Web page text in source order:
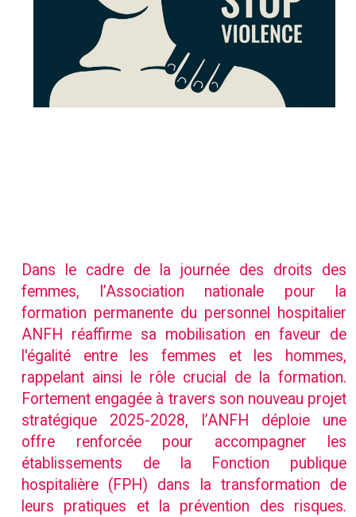
Dans le cadre de la journée des droits des
femmes, l’Association nationale pour la
formation permanente du personnel hospitalier
ANFH réaffirme sa mobilisation en faveur de
l'égalité entre les femmes et les hommes,
rappelant ainsi le rôle crucial de la formation.
Fortement engagée à travers son nouveau projet
stratégique 2025-2028, l’ANFH déploie une
offre renforcée pour accompagner les
établissements de la Fonction publique
hospitalière (FPH) dans la transformation de
leurs pratiques et la prévention des risques.